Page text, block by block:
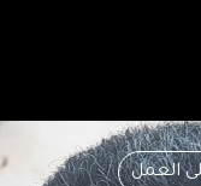
العمل